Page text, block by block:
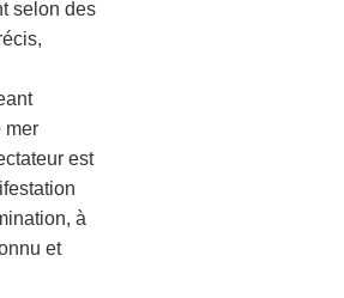
selon des
mer
est
à
et